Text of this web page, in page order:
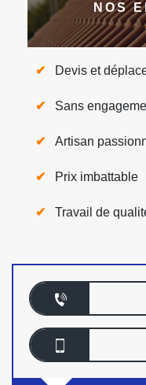
NOS
Devis et
Sans
Artisan
Prix imbattable
Travail de